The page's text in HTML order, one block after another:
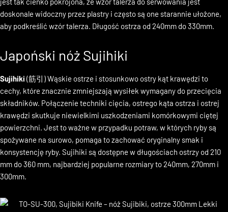
na niezwykle cienkie plasterki przy użyciu techniki Usuzukuri. Ryba
jest tak cienko pokrojona, że ​​wzór talerza do serwowania jest
doskonale widoczny przez plastry i często są one starannie ułożone,
Japoński nóżSujihiki
Sujihiki(筋引) Wąskie ostrze i stosunkowo ostry kąt krawędzi to
cechy, które znacznie zmniejszają wysiłek wymagany do przecięcia
składników. Połączenie techniki cięcia, ostrego kąta ostrza i ostrej
krawędzi skutkuje niewielkimi uszkodzeniami komórkowymi ciętej
powierzchni. Jest to ważne w przypadku potraw, w których ryby są
spożywane na surowo, pomaga to zachować oryginalny smak i
konsystencję ryby. Sujihiki są dostępne w długościach ostrzy od 210
mm do 360 mm, najbardziej popularne rozmiary to 240mm, 270mm i